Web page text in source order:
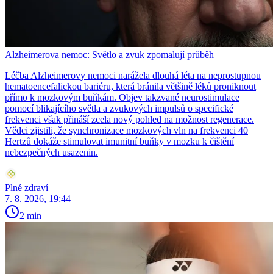
Alzheimerova nemoc: Světlo a zvuk zpomalují průběh
Léčba Alzheimerovy nemoci narážela dlouhá léta na neprostupnou
hematoencefalickou bariéru, která bránila většině léků proniknout
přímo k mozkovým buňkám. Objev takzvané neurostimulace
pomocí blikajícího světla a zvukových impulsů o specifické
frekvenci však přináší zcela nový pohled na možnost regenerace.
Vědci zjistili, že synchronizace mozkových vln na frekvenci 40
Hertzů dokáže stimulovat imunitní buňky v mozku k čištění
nebezpečných usazenin.
Plné zdraví
7. 8. 2026, 19:44
2 min